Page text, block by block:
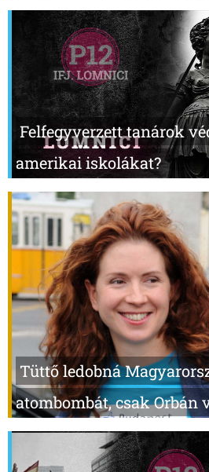
Felfegyverzett tanárok
amerikai iskolákat?
Tüttő ledobná
atombombát, csak Orbán